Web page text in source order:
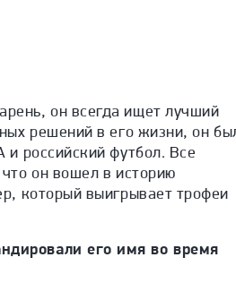
он всегда ищет лучший
решений в его жизни, он
российский футбол. Все
он вошел в историю
который выигрывает трофеи
его имя во время